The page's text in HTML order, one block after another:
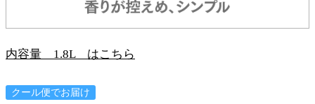
内容量 1.8L はこちら
クール便でお届け